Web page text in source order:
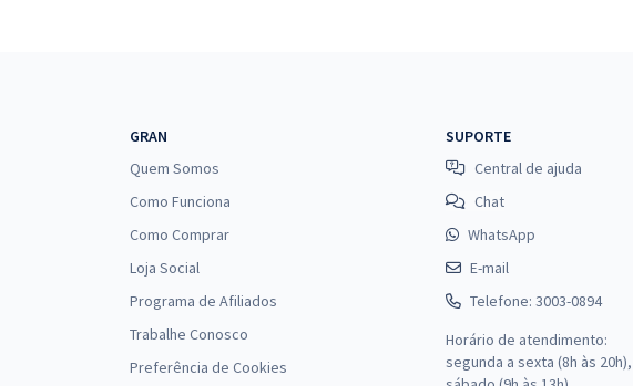
GRAN
Quem Somos
Como Funciona
Como Comprar
Loja Social
Programa de Afiliados
Trabalhe Conosco
Preferência de Cookies
SUPORTE
Central de ajuda
Chat
WhatsApp
E-mail
Telefone: 3003-0894
Horário de atendimento:
segunda a sexta (8h às 20h),